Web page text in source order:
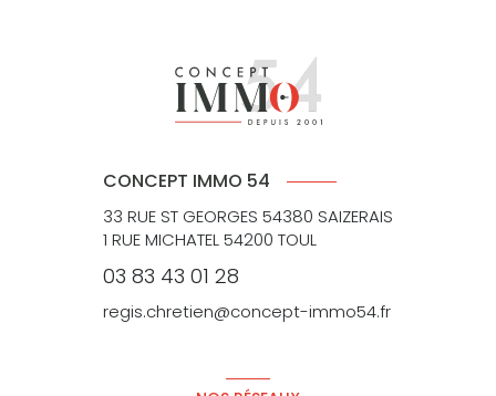
CONCEPT IMMO 54
33 RUE ST GEORGES 54380 SAIZERAIS
1 RUE MICHATEL 54200 TOUL
03 83 43 01 28
regis.chretien@concept-immo54.fr